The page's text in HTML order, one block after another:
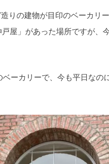
りの建物が目印のベーカリ
屋」があった場所ですが、
ーカリーで、今も平日なの